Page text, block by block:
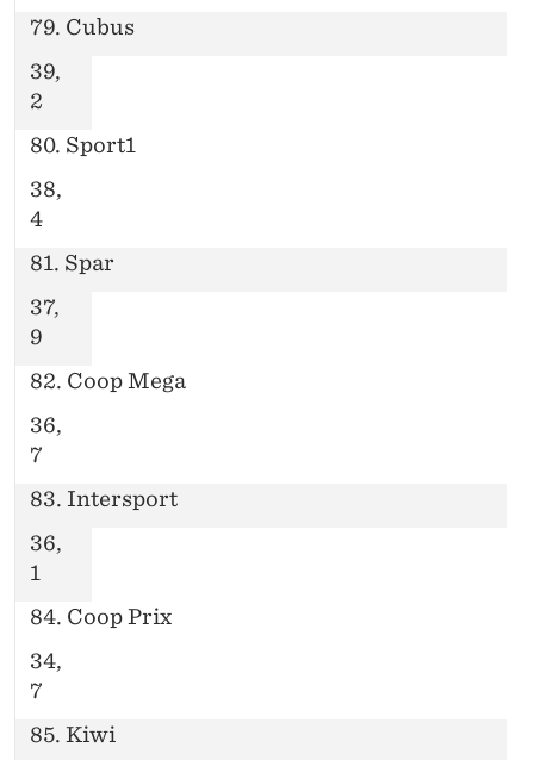
79. Cubus
39,
2
80. Sport1
38,
4
81. Spar
37,
9
82. Coop Mega
36,
7
83. Intersport
36,
1
84. Coop Prix
34,
7
85. Kiwi